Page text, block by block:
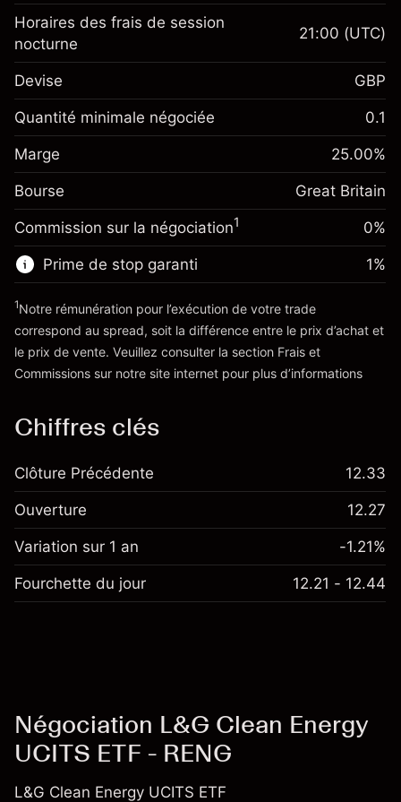
Marge. Votre
investissement
Ajustement des fonds de
Frais sur la valeur totale de la
position
-0.021272
%
(-£0.85)
Taille de la position avec effet de levier
Valeur nominale avec effet de levier
~£3,000.00
Vers la plateforme
Marge. Votre
£1,000.00
Ajustement des fonds
de overnight
Frais sur la valeur totale de la
position
-0.000646
%
Taille de la position avec effet de levier
Valeur nominale avec effet de levier
~ £3,000.00
Horaires des frais de session
nocturne
21:00 (UTC)
Devise GBP
Quantité minimale négociée 0.1
Marge 25.00%
Bourse Great Britain
Commission sur la négociation1 0%
Prime de stop garanti
'Tarifs et Frais
1%
1Notre rémunération pour l’exécution de votre trade
correspond au spread, soit la différence entre le prix d’achat et
le prix de vente. Veuillez consulter la section Frais et
Commissions sur notre site internet pour plus d’informations
Chiffres clés
Clôture Précédente 12.33
Ouverture 12.27
Variation sur 1 an -1.21%
Fourchette du jour 12.21 - 12.44
Négociation L&G Clean Energy
UCITS ETF - RENG
L&G Clean Energy UCITS ETF